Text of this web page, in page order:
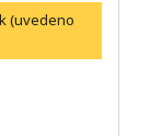
(uvedeno